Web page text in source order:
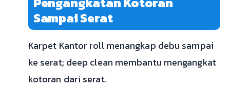
Sampai Serat
Karpet Kantor roll menangkap debu sampai
ke serat; deep clean membantu mengangkat
kotoran dari serat.